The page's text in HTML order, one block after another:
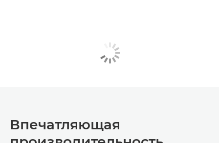
Впечатляющая